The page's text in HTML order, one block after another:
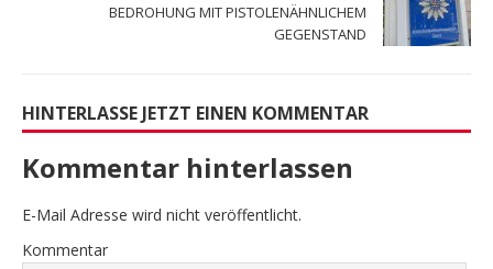
BEDROHUNG MIT PISTOLENÄHNLICHEM
GEGENSTAND
HINTERLASSE JETZT EINEN KOMMENTAR
Kommentar hinterlassen
E-Mail Adresse wird nicht veröffentlicht.
Kommentar